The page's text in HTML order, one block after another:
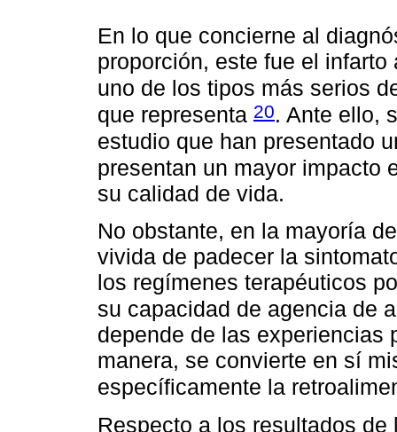
En lo que concierne al
proporción, este fue el
uno de los tipos más serios
que representa 20. Ante ello,
estudio que han presentado
presentan un mayor impacto
su calidad de vida.
No obstante, en la mayoría
vivida de padecer la
los regímenes terapéuticos
su capacidad de agencia de
depende de las experiencias
manera, se convierte en sí
específicamente la
Respecto a los resultados